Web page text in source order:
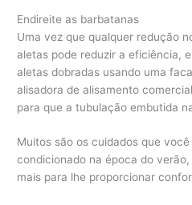
Endireite as barbatanas
Uma vez que qualquer redução
aletas pode reduzir a eficiência,
aletas dobradas usando uma
alisadora de alisamento
para que a tubulação embutida
Muitos são os cuidados que
condicionado na época do
mais para lhe proporcionar